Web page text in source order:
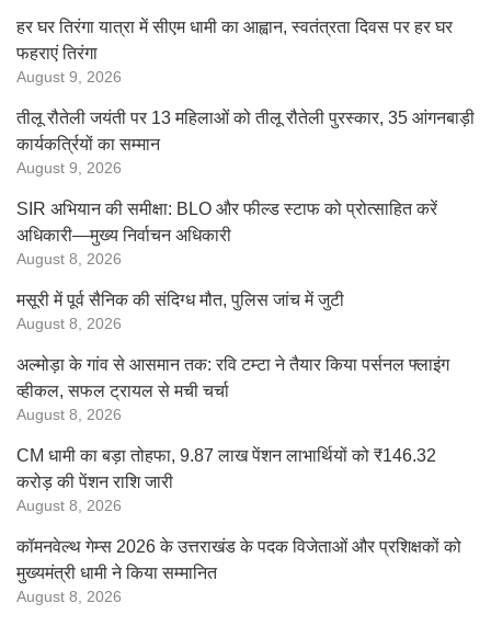
हर घर तिरंगा यात्रा में सीएम धामी का आह्वान, स्वतंत्रता दिवस पर हर घर
फहराएं तिरंगा
August 9, 2026
तीलू रौतेली जयंती पर 13 महिलाओं को तीलू रौतेली पुरस्कार, 35 आंगनबाड़ी
कार्यकर्त्रियों का सम्मान
August 9, 2026
SIR अभियान की समीक्षा: BLO और फील्ड स्टाफ को प्रोत्साहित करें
अधिकारी—मुख्य निर्वाचन अधिकारी
August 8, 2026
मसूरी में पूर्व सैनिक की संदिग्ध मौत, पुलिस जांच में जुटी
August 8, 2026
अल्मोड़ा के गांव से आसमान तक: रवि टम्टा ने तैयार किया पर्सनल फ्लाइंग
व्हीकल, सफल ट्रायल से मची चर्चा
August 8, 2026
CM धामी का बड़ा तोहफा, 9.87 लाख पेंशन लाभार्थियों को ₹146.32
करोड़ की पेंशन राशि जारी
August 8, 2026
कॉमनवेल्थ गेम्स 2026 के उत्तराखंड के पदक विजेताओं और प्रशिक्षकों को
मुख्यमंत्री धामी ने किया सम्मानित
August 8, 2026